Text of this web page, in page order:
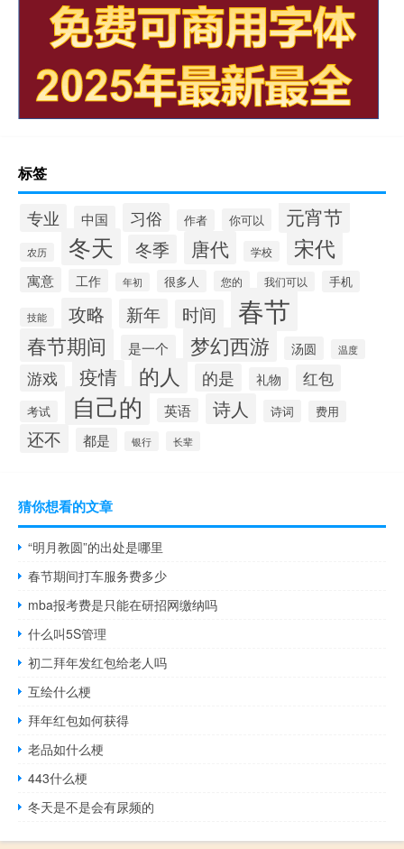
标签
专业 中国 习俗 作者 你可以 元宵节
农历 冬天 冬季 唐代 学校 宋代
寓意 工作 年初 很多人 您的 我们可以 手机
技能 攻略 新年 时间 春节
春节期间 是一个 梦幻西游 汤圆 温度
游戏 疫情 的人 的是 礼物 红包
考试 自己的 英语 诗人 诗词 费用
还不 都是 银行 长辈
猜你想看的文章
“明月教圆”的出处是哪里
春节期间打车服务费多少
mba报考费是只能在研招网缴纳吗
什么叫5S管理
初二拜年发红包给老人吗
互绘什么梗
拜年红包如何获得
老品如什么梗
443什么梗
冬天是不是会有尿频的